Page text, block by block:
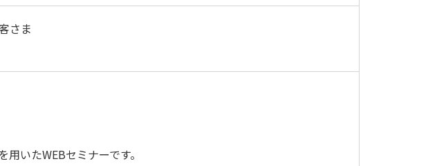
さま
いたWEBセミナーです。